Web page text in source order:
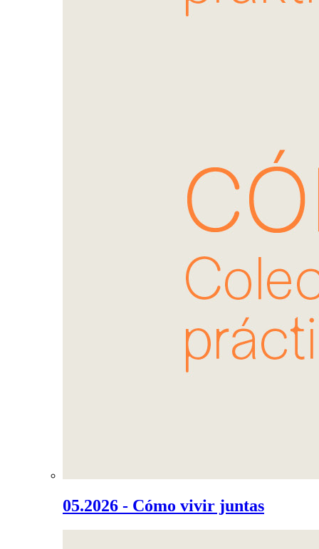
05.2026 - Cómo vivir juntas